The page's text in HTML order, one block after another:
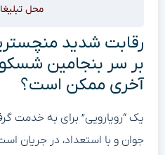
محل
رقابت شدید
بر سر بنجامین
آخری ممکن است؟
یک “رویارویی” برای به خدمت
جوان و با استعداد، در جریان